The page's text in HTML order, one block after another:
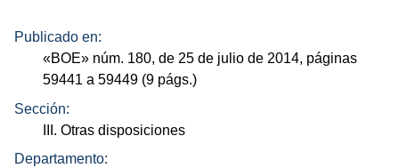
Publicado en:
«BOE» núm. 180, de 25 de julio de 2014, páginas
59441 a 59449 (9 págs.)
Sección:
III. Otras disposiciones
Departamento: